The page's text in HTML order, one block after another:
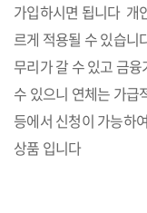
가입하시면 됩니다 개
르게 적용될 수 있습니
무리가 갈 수 있고 금
수 있으니 연체는 가급
등에서 신청이 가능하
상품 입니다